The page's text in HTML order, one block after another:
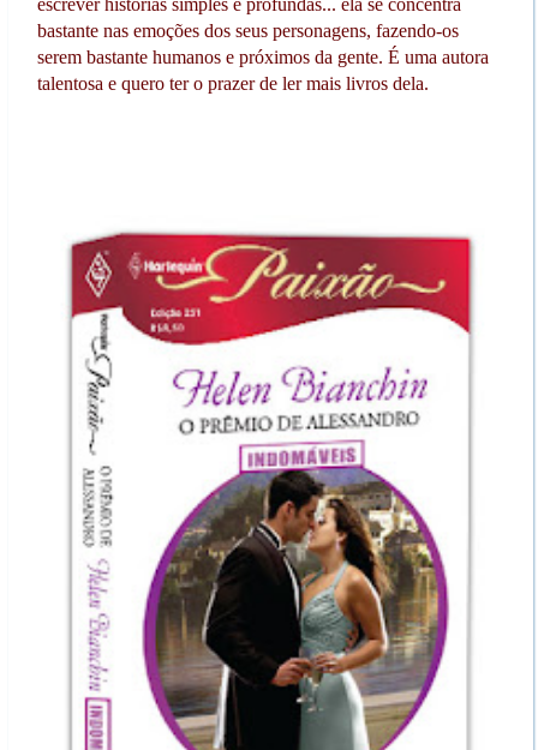
bastante nas emoções dos seus personagens, fazendo-os
serem bastante humanos e próximos da gente. É uma autora
talentosa e quero ter o prazer de ler mais livros dela.